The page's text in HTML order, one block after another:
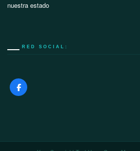
nuestra estado
RED SOCIAL: